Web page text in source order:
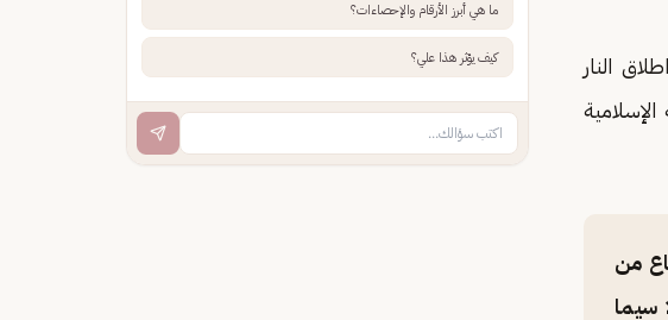
النار
من
سيما
ما هي أبرز الأرقام والإحصاءات؟
كيف يؤثر هذا علي؟